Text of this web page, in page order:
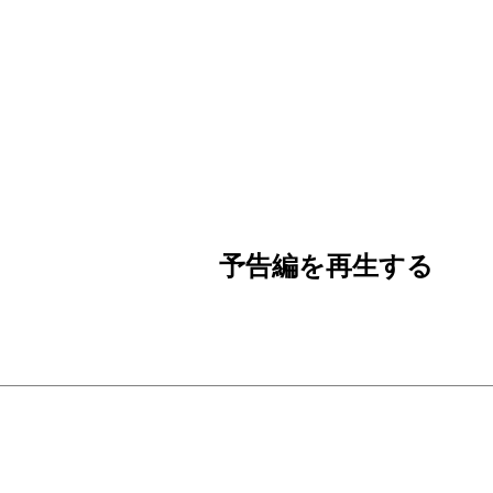
予告編を再生する